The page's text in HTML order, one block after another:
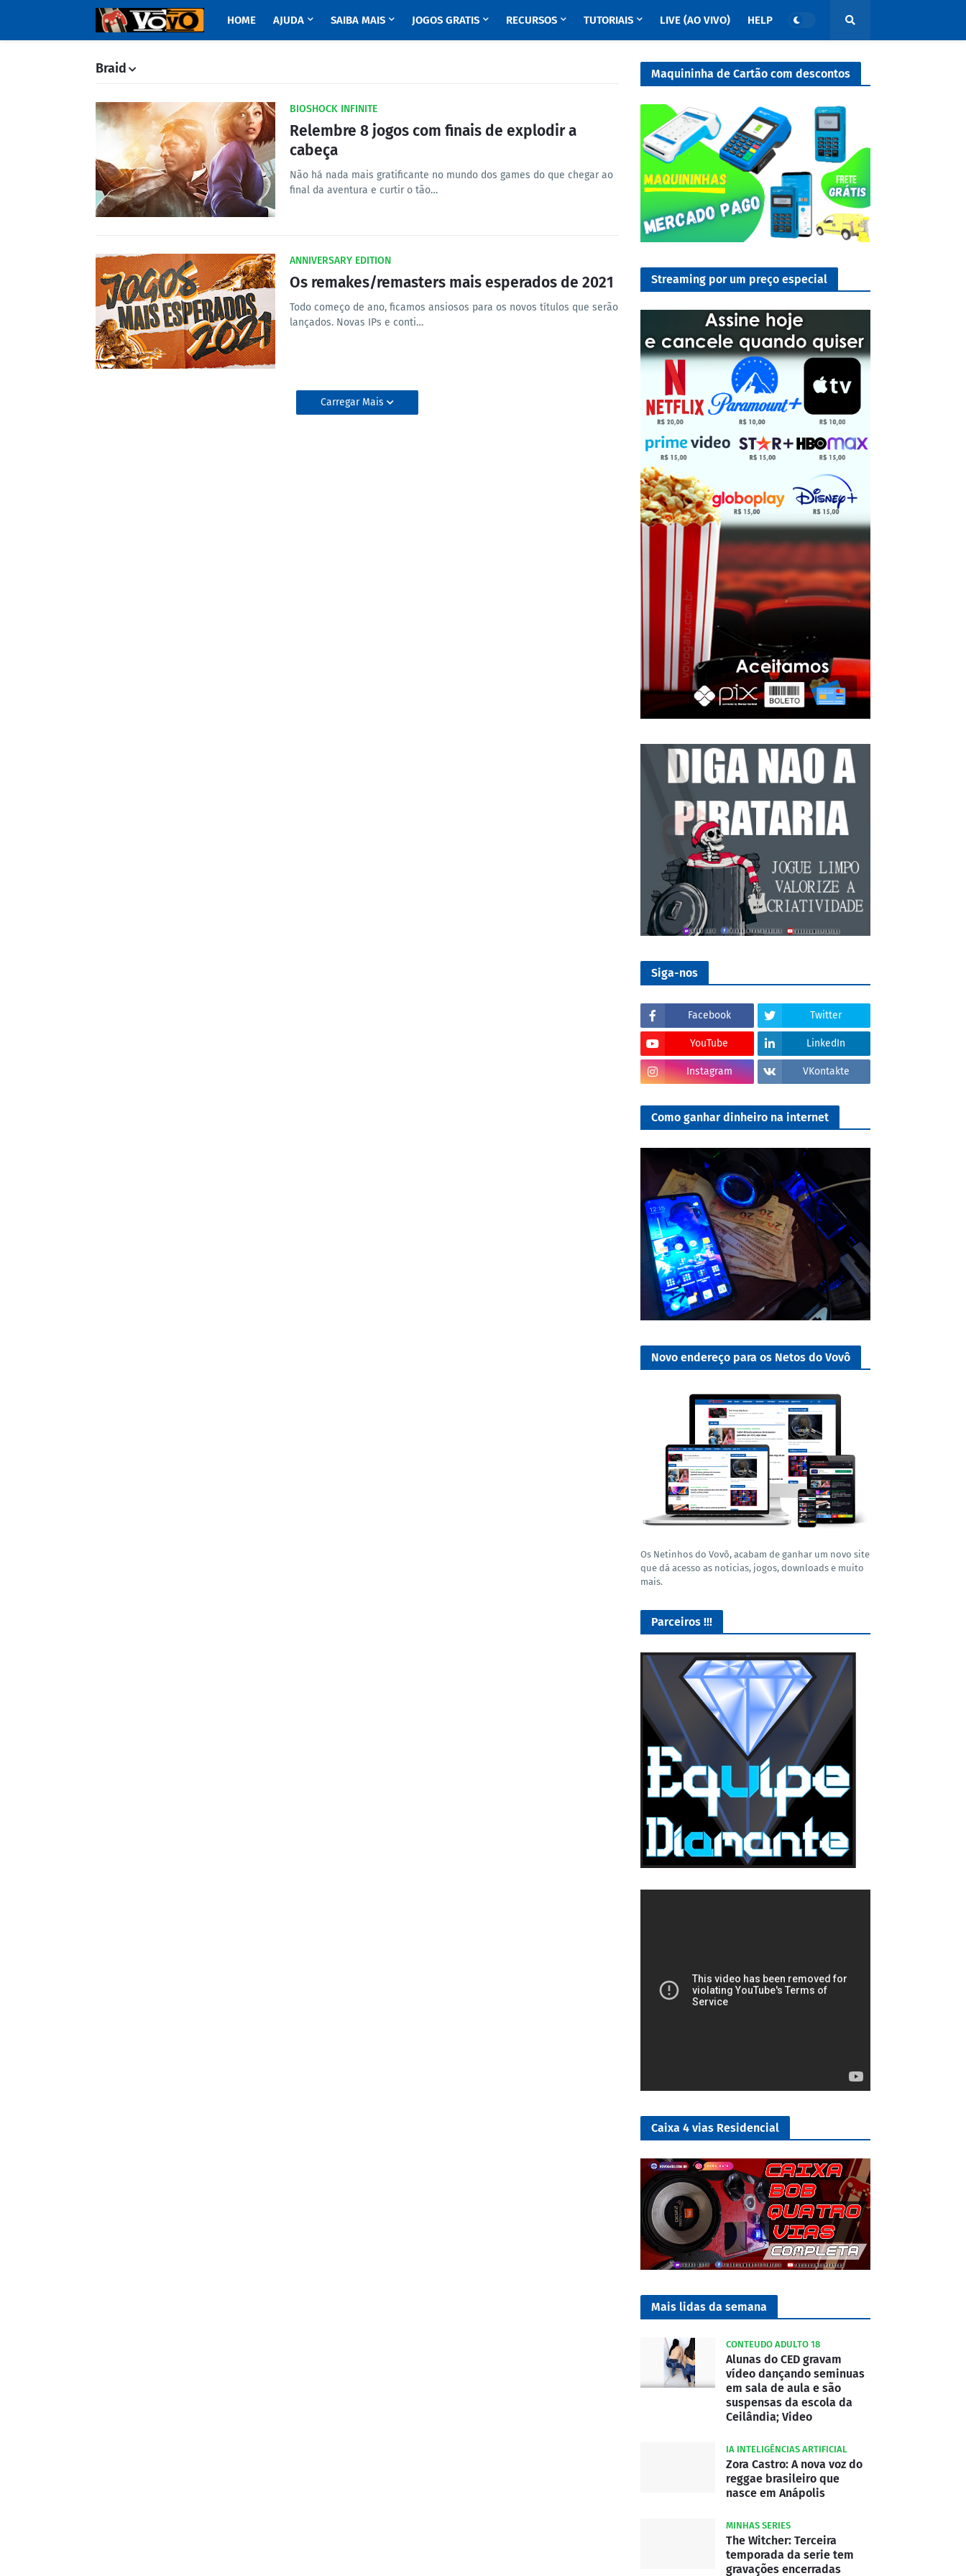
HOME AJUDA SAIBA MAIS JOGOS GRATIS RECURSOS TUTORIAIS LIVE (AO VIVO) HELP
Braid
BIOSHOCK INFINITE
Relembre 8 jogos com finais de explodir a
cabeça
Não há nada mais gratificante no mundo dos games do que chegar ao
final da aventura e curtir o tão…
ANNIVERSARY EDITION
Os remakes/remasters mais esperados de 2021
Todo começo de ano, ficamos ansiosos para os novos títulos que serão
lançados. Novas IPs e conti…
Carregar Mais
Maquininha de Cartão com descontos
Streaming por um preço especial
Siga-nos
Facebook Twitter
YouTube LinkedIn
Instagram VKontakte
Como ganhar dinheiro na internet
Novo endereço para os Netos do Vovô
Os Netinhos do Vovô, acabam de ganhar um novo site
que dá acesso as noticias, jogos, downloads e muito
mais.
Parceiros !!!
Caixa 4 vias Residencial
Mais lidas da semana
CONTEUDO ADULTO 18
Alunas do CED gravam
vídeo dançando seminuas
em sala de aula e são
suspensas da escola da
Ceilândia; Video
IA INTELIGÊNCIAS ARTIFICIAL
Zora Castro: A nova voz do
reggae brasileiro que
nasce em Anápolis
MINHAS SERIES
The Witcher: Terceira
temporada da serie tem
gravações encerradas